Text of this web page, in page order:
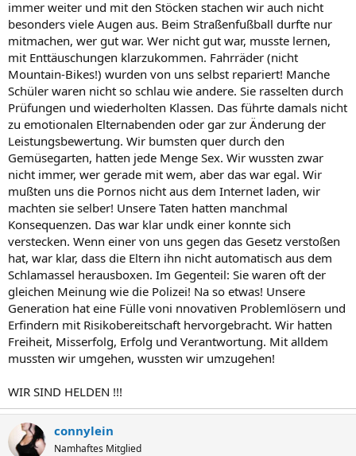
immer weiter und mit den Stöcken stachen wir auch nicht
besonders viele Augen aus. Beim Straßenfußball durfte nur
mitmachen, wer gut war. Wer nicht gut war, musste lernen,
mit Enttäuschungen klarzukommen. Fahrräder (nicht
Mountain-Bikes!) wurden von uns selbst repariert! Manche
Schüler waren nicht so schlau wie andere. Sie rasselten durch
Prüfungen und wiederholten Klassen. Das führte damals nicht
zu emotionalen Elternabenden oder gar zur Änderung der
Leistungsbewertung. Wir bumsten quer durch den
Gemüsegarten, hatten jede Menge Sex. Wir wussten zwar
nicht immer, wer gerade mit wem, aber das war egal. Wir
mußten uns die Pornos nicht aus dem Internet laden, wir
machten sie selber! Unsere Taten hatten manchmal
Konsequenzen. Das war klar undk einer konnte sich
verstecken. Wenn einer von uns gegen das Gesetz verstoßen
hat, war klar, dass die Eltern ihn nicht automatisch aus dem
Schlamassel herausboxen. Im Gegenteil: Sie waren oft der
gleichen Meinung wie die Polizei! Na so etwas! Unsere
Generation hat eine Fülle voni nnovativen Problemlösern und
Erfindern mit Risikobereitschaft hervorgebracht. Wir hatten
Freiheit, Misserfolg, Erfolg und Verantwortung. Mit alldem
mussten wir umgehen, wussten wir umzugehen!
WIR SIND HELDEN !!!
connylein
Namhaftes Mitglied